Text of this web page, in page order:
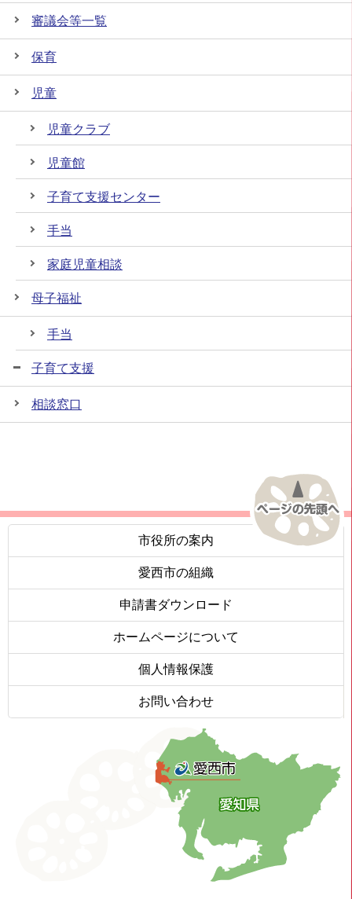
審議会等一覧
保育
児童
児童クラブ
児童館
子育て支援センター
手当
家庭児童相談
母子福祉
手当
子育て支援
相談窓口
市役所の案内
愛西市の組織
申請書ダウンロード
ホームページについて
個人情報保護
お問い合わせ